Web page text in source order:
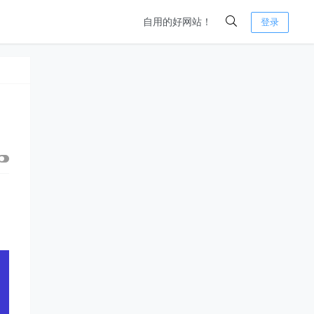
自用的好网站！ 登录